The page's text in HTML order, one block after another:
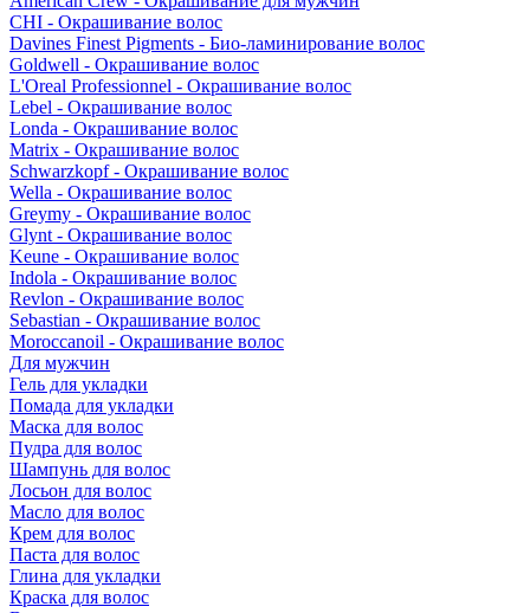
CHI - Окрашивание волос
Davines Finest Pigments - Био-ламинирование волос
Goldwell - Окрашивание волос
L'Oreal Professionnel - Окрашивание волос
Lebel - Окрашивание волос
Londa - Окрашивание волос
Matrix - Окрашивание волос
Schwarzkopf - Окрашивание волос
Wella - Окрашивание волос
Greymy - Окрашивание волос
Glynt - Окрашивание волос
Keune - Окрашивание волос
Indola - Окрашивание волос
Revlon - Окрашивание волос
Sebastian - Окрашивание волос
Moroccanoil - Окрашивание волос
Для мужчин
Гель для укладки
Помада для укладки
Маска для волос
Пудра для волос
Шампунь для волос
Лосьон для волос
Масло для волос
Крем для волос
Паста для волос
Глина для укладки
Краска для волос